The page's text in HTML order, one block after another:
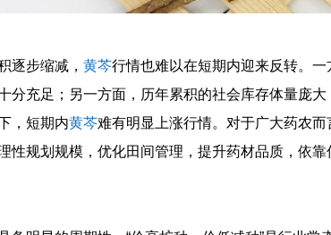
逐步缩减， 黄芩行情也难以在短期内迎来反转。
分充足；另一方面，历年累积的社会库存体量庞大
，短期内黄芩难有明显上涨行情。对于广大药农
性规划规模，优化田间管理，提升药材品质，依